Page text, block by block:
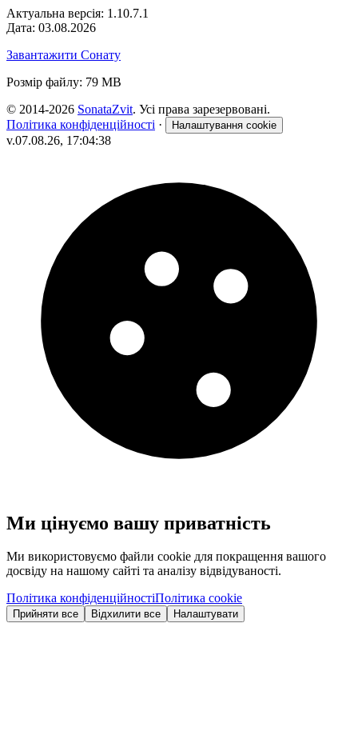
Актуальна версія: 1.10.7.1
Дата: 03.08.2026
Завантажити Сонату
Розмір файлу: 79 MB
© 2014-2026 SonataZvit. Усі права зарезервовані.
Політика конфіденційності · Налаштування cookie
v.07.08.26, 17:04:38
Ми цінуємо вашу приватність
Ми використовуємо файли cookie для покращення вашого
досвіду на нашому сайті та аналізу відвідуваності.
Політика конфіденційностіПолітика cookie
Прийняти все Відхилити все Налаштувати